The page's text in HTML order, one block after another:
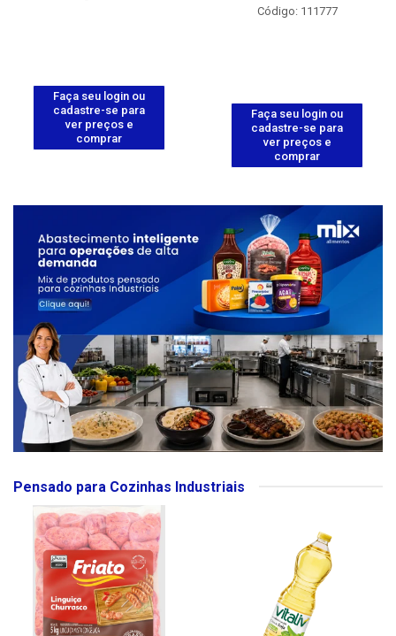
Faça seu login ou
cadastre-se para
ver preços e
comprar
Código: 111777
Faça seu login ou
cadastre-se para
ver preços e
comprar
Pensado para Cozinhas Industriais